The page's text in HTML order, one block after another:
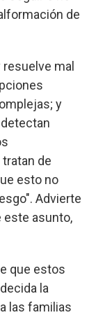
de
resuelve mal
y
de
esto no
Advierte
este asunto,
que estos
la
las familias